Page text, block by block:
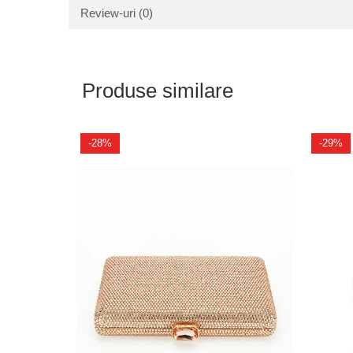
Review-uri (0)
Produse similare
-28% -29%